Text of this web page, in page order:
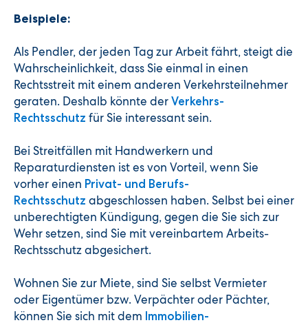
Beispiele:
Als Pendler, der jeden Tag zur Arbeit fährt, steigt die
Wahrscheinlichkeit, dass Sie einmal in einen
Rechtsstreit mit einem anderen Verkehrsteilnehmer
geraten. Deshalb könnte der Verkehrs-
Rechtsschutz für Sie interessant sein.
Bei Streitfällen mit Handwerkern und
Reparaturdiensten ist es von Vorteil, wenn Sie
vorher einen Privat- und Berufs-
Rechtsschutz abgeschlossen haben. Selbst bei einer
unberechtigten Kündigung, gegen die Sie sich zur
Wehr setzen, sind Sie mit vereinbartem Arbeits-
Rechtsschutz abgesichert.
Wohnen Sie zur Miete, sind Sie selbst Vermieter
oder Eigentümer bzw. Verpächter oder Pächter,
können Sie sich mit dem Immobilien-